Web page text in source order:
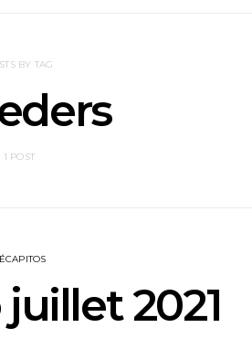
BY TAG
1 POST
2021